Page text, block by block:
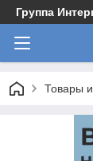
Группа
Товары и